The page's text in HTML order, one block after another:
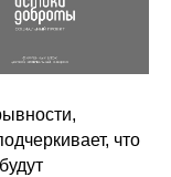
что